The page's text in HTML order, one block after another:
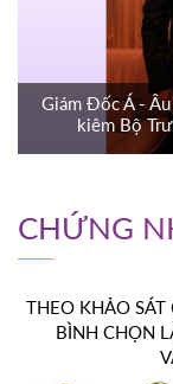
Giám Đốc Á -
kiêm Bộ
CHỨNG
THEO KHẢO
BÌNH CHỌN